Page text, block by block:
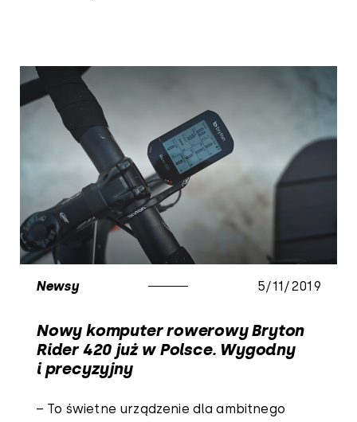
Newsy 5/11/2019
Nowy komputer rowerowy Bryton
Rider 420 już w Polsce. Wygodny
i precyzyjny
– To świetne urządzenie dla ambitnego